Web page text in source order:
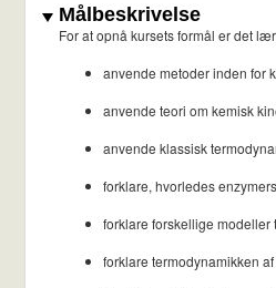
Målbeskrivelse
For at opnå kursets formål er det
anvende metoder inden for
anvende teori om kemisk
anvende klassisk
forklare, hvorledes
forklare forskellige modeller
forklare termodynamikken